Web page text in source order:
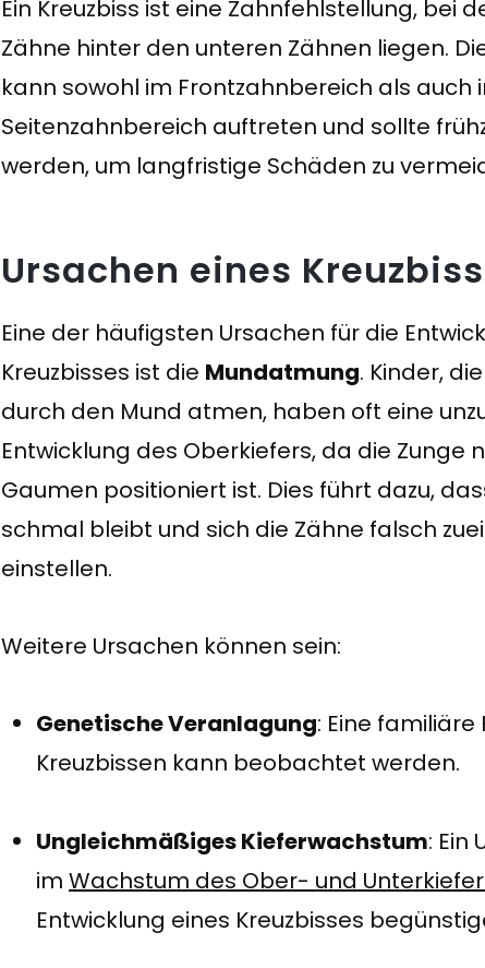
Ein Kreuzbiss ist eine Zahnfehlstellung, bei
Zähne hinter den unteren Zähnen liegen.
kann sowohl im Frontzahnbereich als auch
Seitenzahnbereich auftreten und sollte
werden, um langfristige Schäden zu
Ursachen eines
Eine der häufigsten Ursachen für die
Kreuzbisses ist die Mundatmung. Kinder,
durch den Mund atmen, haben oft eine
Entwicklung des Oberkiefers, da die Zunge
Gaumen positioniert ist. Dies führt dazu,
schmal bleibt und sich die Zähne falsch
einstellen.
Weitere Ursachen können sein:
Genetische Veranlagung: Eine
Kreuzbissen kann beobachtet werden.
Ungleichmäßiges Kieferwachstum: Ein
im Wachstum des Ober- und
Entwicklung eines Kreuzbisses